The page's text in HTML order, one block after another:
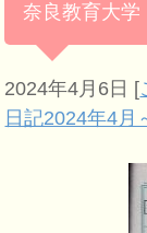
奈良教育大
2024年4月6日 [
日記2024年4月